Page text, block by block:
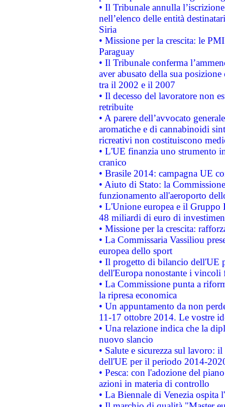
• Il Tribunale annulla
nell’elenco delle entità
Siria
• Missione per la crescita: le
Paraguay
• Il Tribunale conferma
aver abusato della sua
tra il 2002 e il 2007
• Il decesso del lavoratore non
retribuite
• A parere dell’avvocato
aromatiche e di cannabinoidi
ricreativi non costituiscono
• L'UE finanzia uno strumento
cranico
• Brasile 2014: campagna UE
• Aiuto di Stato: la
funzionamento all'aeroporto
• L'Unione europea e il
48 miliardi di euro di
• Missione per la crescita:
• La Commissaria Vassiliou
europea dello sport
• Il progetto di bilancio dell'UE
dell'Europa nonostante i vincoli
• La Commissione punta a
la ripresa economica
• Un appuntamento da non
11-17 ottobre 2014. Le vostre
• Una relazione indica che la
nuovo slancio
• Salute e sicurezza sul lavoro:
dell'UE per il periodo 2014-
• Pesca: con l'adozione del
azioni in materia di controllo
• La Biennale di Venezia ospita